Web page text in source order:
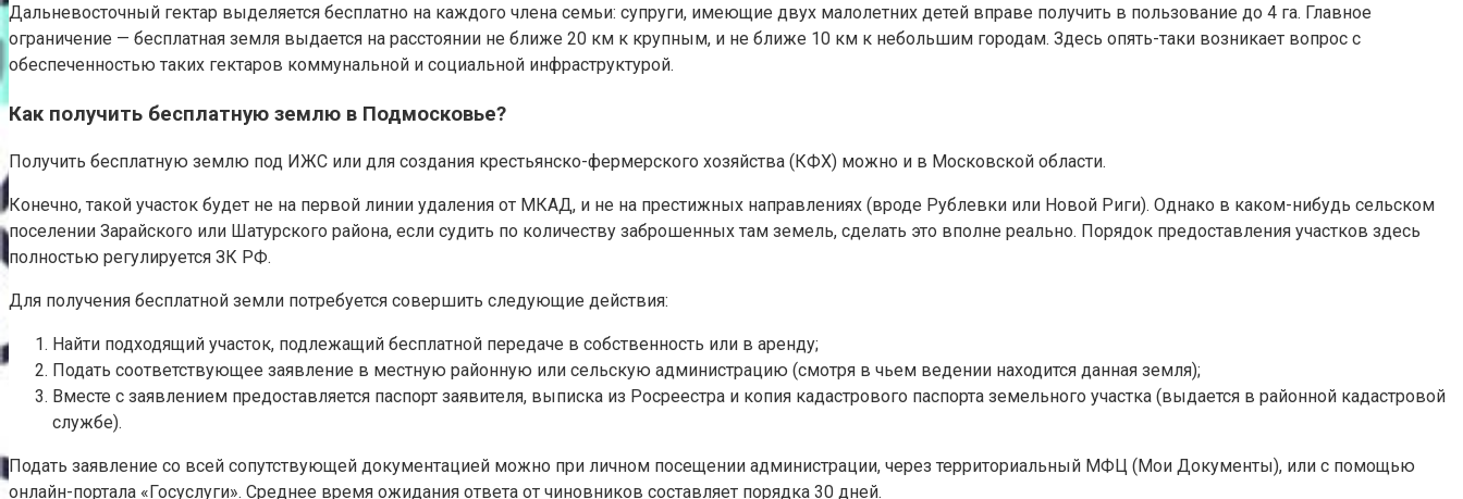
Дальневосточный гектар выделяется бесплатно на каждого члена семьи: супруги, имеющие двух малолетних детей вправе получить в пользование до 4 га. Главное
ограничение — бесплатная земля выдается на расстоянии не ближе 20 км к крупным, и не ближе 10 км к небольшим городам. Здесь опять-таки возникает вопрос с
обеспеченностью таких гектаров коммунальной и социальной инфраструктурой.
Как получить бесплатную землю в Подмосковье?
Получить бесплатную землю под ИЖС или для создания крестьянско-фермерского хозяйства (КФХ) можно и в Московской области.
Конечно, такой участок будет не на первой линии удаления от МКАД, и не на престижных направлениях (вроде Рублевки или Новой Риги). Однако в каком-нибудь сельском
поселении Зарайского или Шатурского района, если судить по количеству заброшенных там земель, сделать это вполне реально. Порядок предоставления участков здесь
полностью регулируется ЗК РФ.
Для получения бесплатной земли потребуется совершить следующие действия:
Найти подходящий участок, подлежащий бесплатной передаче в собственность или в аренду;
Подать соответствующее заявление в местную районную или сельскую администрацию (смотря в чьем ведении находится данная земля);
Вместе с заявлением предоставляется паспорт заявителя, выписка из Росреестра и копия кадастрового паспорта земельного участка (выдается в районной кадастровой
службе).
Подать заявление со всей сопутствующей документацией можно при личном посещении администрации, через территориальный МФЦ (Мои Документы), или с помощью
онлайн-портала «Госуслуги». Среднее время ожидания ответа от чиновников составляет порядка 30 дней.